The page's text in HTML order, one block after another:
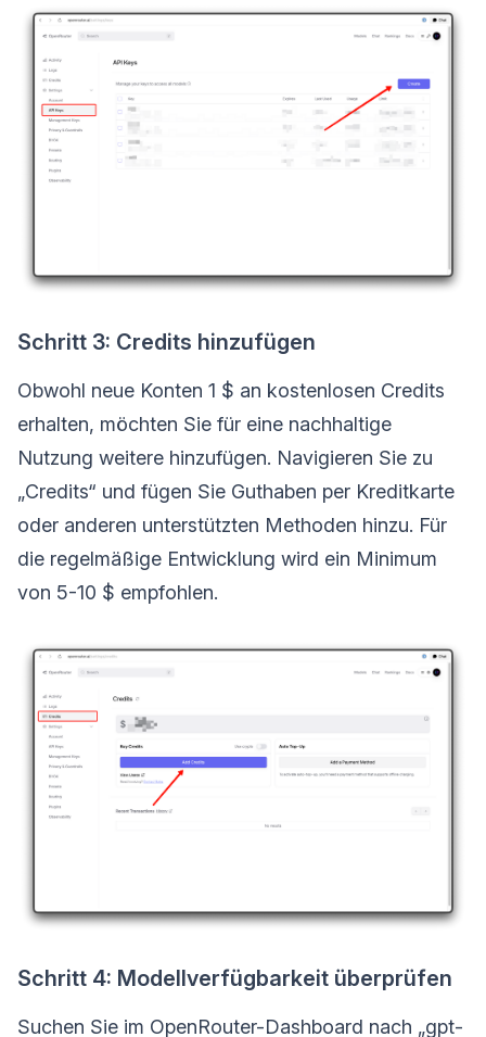
Schritt 3: Credits hinzufügen
Obwohl neue Konten 1 $ an kostenlosen Credits
erhalten, möchten Sie für eine nachhaltige
Nutzung weitere hinzufügen. Navigieren Sie zu
„Credits“ und fügen Sie Guthaben per Kreditkarte
oder anderen unterstützten Methoden hinzu. Für
die regelmäßige Entwicklung wird ein Minimum
von 5-10 $ empfohlen.
Schritt 4: Modellverfügbarkeit überprüfen
Suchen Sie im OpenRouter-Dashboard nach „gpt-